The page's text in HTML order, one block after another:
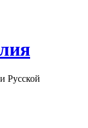
Русской